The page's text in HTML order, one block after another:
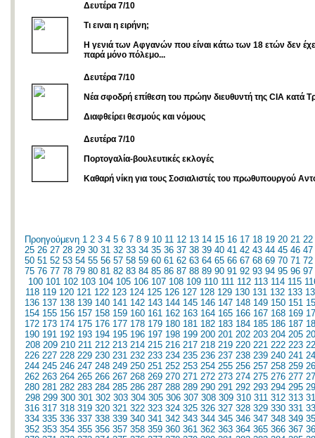
Δευτέρα 7/10
Τι ειναι η ειρήνη;
Η γενιά των Αφγανών που είναι κάτω των 18 ετών δεν
παρά μόνο πόλεμο...
Δευτέρα 7/10
Νέα σφοδρή επίθεση του πρώην διευθυντή της CIA κατά
Διαφθείρει θεσμούς και νόμους
Δευτέρα 7/10
Πορτογαλία-βουλευτικές εκλογές
Καθαρή νίκη για τους Σοσιαλιστές του πρωθυπουργού
Προηγούμενη 1 2 3 4 5 6 7 8 9 10 11 12 13 14 15 16 17 18 19 20 21 22
25 26 27 28 29 30 31 32 33 34 35 36 37 38 39 40 41 42 43 44 45 46 47
50 51 52 53 54 55 56 57 58 59 60 61 62 63 64 65 66 67 68 69 70 71 72
75 76 77 78 79 80 81 82 83 84 85 86 87 88 89 90 91 92 93 94 95 96 97
100 101 102 103 104 105 106 107 108 109 110 111 112 113 114 115
118 119 120 121 122 123 124 125 126 127 128 129 130 131 132 133
136 137 138 139 140 141 142 143 144 145 146 147 148 149 150 151
154 155 156 157 158 159 160 161 162 163 164 165 166 167 168 169
172 173 174 175 176 177 178 179 180 181 182 183 184 185 186 187
190 191 192 193 194 195 196 197 198 199 200 201 202 203 204 205
208 209 210 211 212 213 214 215 216 217 218 219 220 221 222 223
226 227 228 229 230 231 232 233 234 235 236 237 238 239 240 241
244 245 246 247 248 249 250 251 252 253 254 255 256 257 258 259
262 263 264 265 266 267 268 269 270 271 272 273 274 275 276 277
280 281 282 283 284 285 286 287 288 289 290 291 292 293 294 295
298 299 300 301 302 303 304 305 306 307 308 309 310 311 312 313
316 317 318 319 320 321 322 323 324 325 326 327 328 329 330 331
334 335 336 337 338 339 340 341 342 343 344 345 346 347 348 349
352 353 354 355 356 357 358 359 360 361 362 363 364 365 366 367